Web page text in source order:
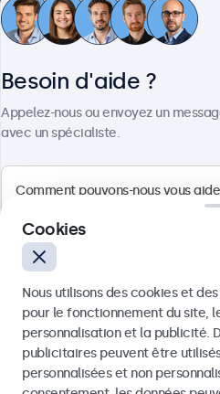
Entrée AUX (3.5mm)
1x
Sortie AUX (3.5mm)
Dimensions (sans le pied)
Taille de l’image
258 x 142 mm
Poids
600 gramme (1000 gramme
Couleur
Noir
Service
4.8/5 noté par
Français
Besoin d'aide ?
Appelez-nous ou envoyez un
avec un spécialiste.
Envoyer
Cookies
Nous utilisons des cookies et
pour le fonctionnement du site,
personnalisation et la publicité.
publicitaires peuvent être
personnalisées et non